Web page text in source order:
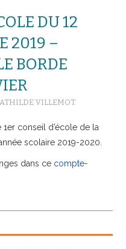
DU 12
2019 –
BORDE
VILLEMOT
1er conseil d’école de la
scolaire 2019-2020.
dans ce compte-